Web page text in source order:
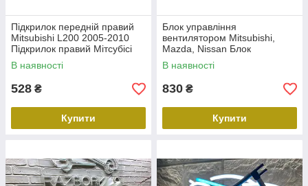
Підкрилок передній правий
Mitsubishi L200 2005-2010
Підкрилок правий Мітсубісі
Л200 5279FP1T
В наявності
528 ₴
Купити
Блок управління
вентилятором Mitsubishi,
Mazda, Nissan Блок
управління вентилятором
новий Mitsubishi, Mazda
В наявності
830 ₴
Купити